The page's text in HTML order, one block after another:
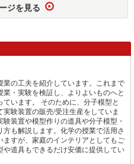
ジを見る
業の工夫を紹介しています。これまで
業・実験を検証し、よりよいものへと
います。 そのために、分子模型と
験装置の販売/受注生産をしていま
装置や模型作りの道具や分子模型・
方も解説します。化学の授業で活用さ
ますが、家庭のインテリアとしてもご
や道具もできるだけ安価に提供してい